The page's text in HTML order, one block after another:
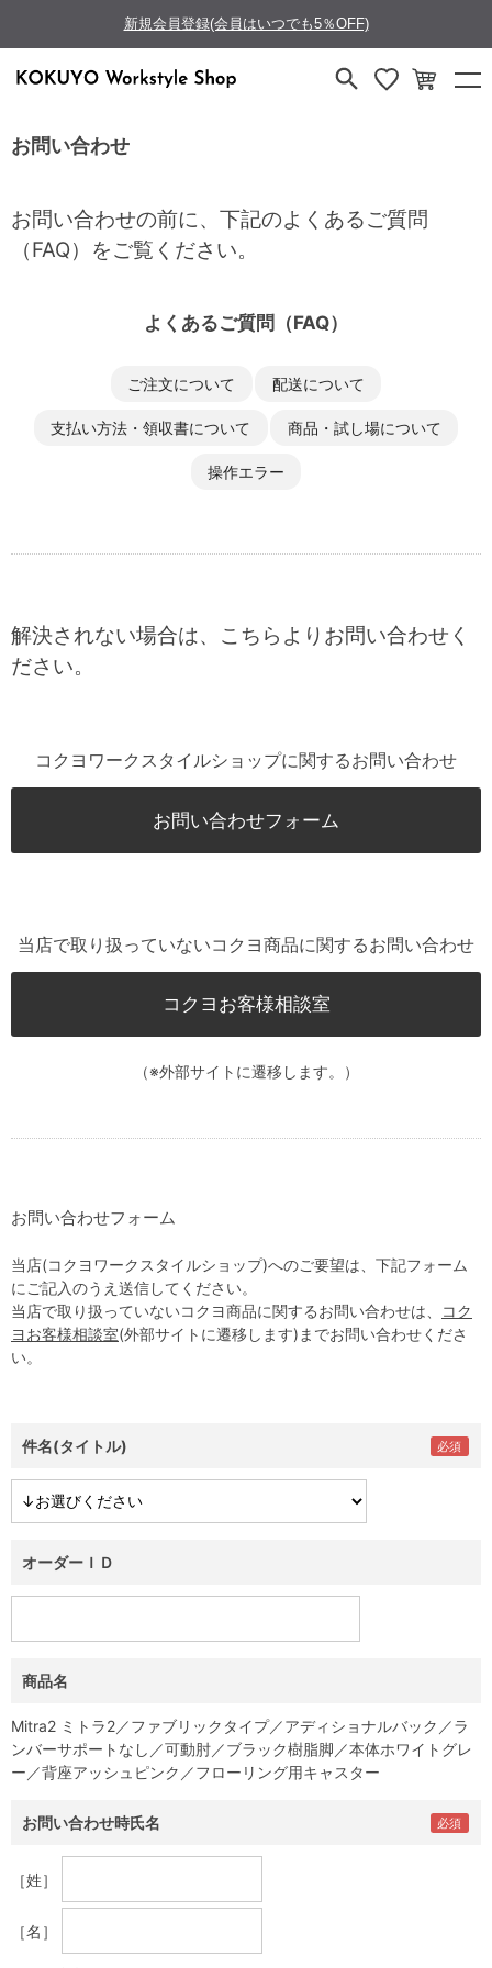
新規会員登録(会員はいつでも5％OFF)
お問い合わせ
お問い合わせの前に、下記のよくあるご質問
（FAQ）をご覧ください。
よくあるご質問（FAQ）
ご注文について 配送について
支払い方法・領収書について 商品・試し場について
操作エラー
解決されない場合は、こちらよりお問い合わせく
ださい。
コクヨワークスタイルショップに関するお問い合わせ
お問い合わせフォーム
当店で取り扱っていないコクヨ商品に関するお問い合わせ
コクヨお客様相談室
（※外部サイトに遷移します。）
お問い合わせフォーム
当店(コクヨワークスタイルショップ)へのご要望は、下記フォーム
にご記入のうえ送信してください。
当店で取り扱っていないコクヨ商品に関するお問い合わせは、
コク
ヨお客様相談室(外部サイトに遷移します)までお問い合わせくださ
い。
件名(タイトル)
オーダーＩＤ
商品名
Mitra2 ミトラ2／ファブリックタイプ／アディショナルバック／ラ
ンバーサポートなし／可動肘／ブラック樹脂脚／本体ホワイトグレ
ー／背座アッシュピンク／フローリング用キャスター
お問い合わせ時氏名
［姓］
［名］